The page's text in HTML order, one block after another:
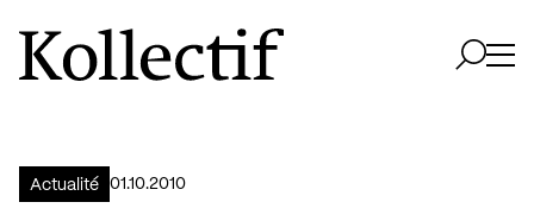
Aller à la page d'accueil
Logo Kollectif
Actualité 01.10.2010